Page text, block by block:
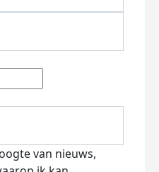
van nieuws,